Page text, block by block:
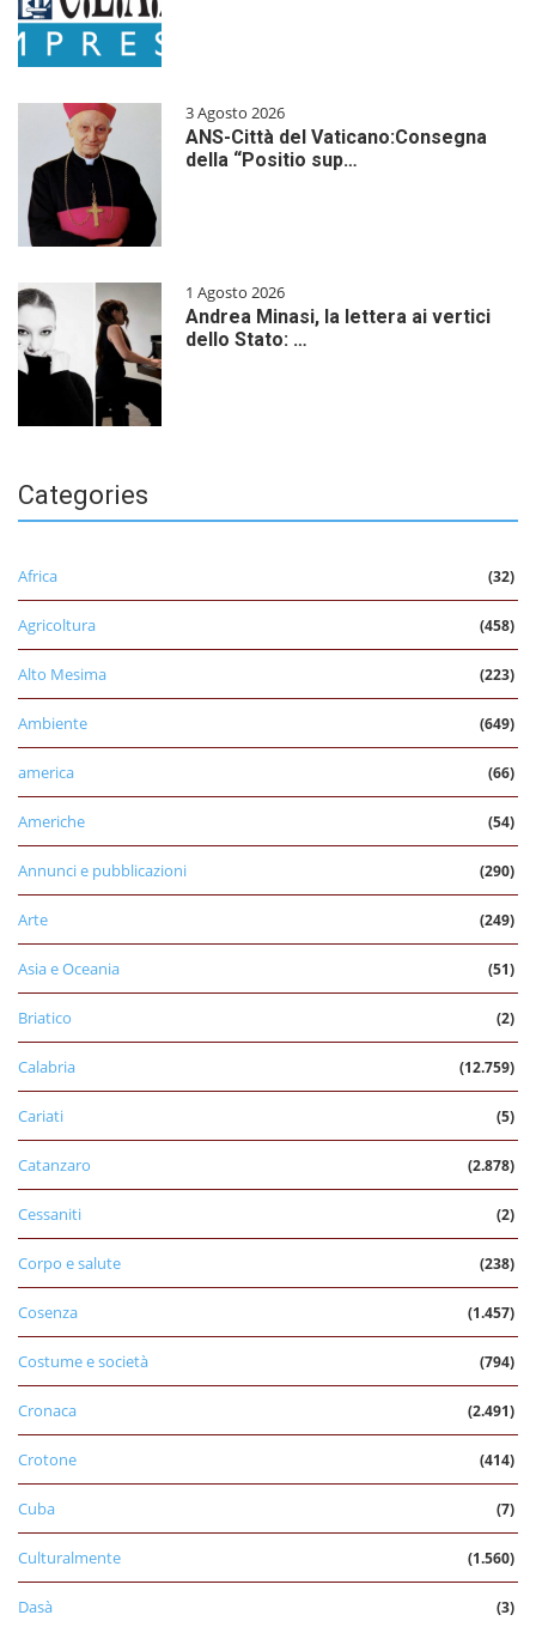
3 Agosto 2026
ANS-Città del Vaticano:Consegna
della “Positio sup…
1 Agosto 2026
Andrea Minasi, la lettera ai vertici
dello Stato: …
Categories
Africa (32)
Agricoltura (458)
Alto Mesima (223)
Ambiente (649)
america (66)
Americhe (54)
Annunci e pubblicazioni (290)
Arte (249)
Asia e Oceania (51)
Briatico (2)
Calabria (12.759)
Cariati (5)
Catanzaro (2.878)
Cessaniti (2)
Corpo e salute (238)
Cosenza (1.457)
Costume e società (794)
Cronaca (2.491)
Crotone (414)
Cuba (7)
Culturalmente (1.560)
Dasà (3)